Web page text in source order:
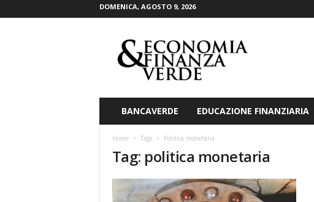
DOMENICA, AGOSTO 9, 2026
BANCAVERDE EDUCAZIONE FINANZIARIA
Home Tags Politica monetaria
Tag: politica monetaria